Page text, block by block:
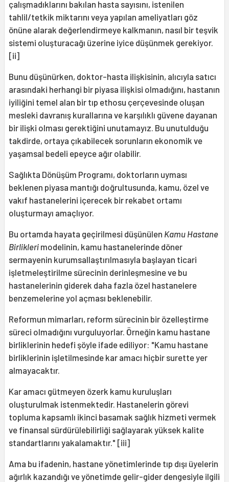
çalışmadıklarını bakılan hasta sayısını, istenilen
tahlil/tetkik miktarını veya yapılan ameliyatları göz
önüne alarak değerlendirmeye kalkmanın, nasıl bir teşvik
sistemi oluşturacağı üzerine iyice düşünmek gerekiyor.
[ii]
Bunu düşünürken, doktor-hasta ilişkisinin, alıcıyla satıcı
arasındaki herhangi bir piyasa ilişkisi olmadığını, hastanın
iyiliğini temel alan bir tıp ethosu çerçevesinde oluşan
mesleki davranış kurallarına ve karşılıklı güvene dayanan
bir ilişki olması gerektiğini unutamayız. Bu unutulduğu
takdirde, ortaya çıkabilecek sorunların ekonomik ve
yaşamsal bedeli epeyce ağır olabilir.
Sağlıkta Dönüşüm Programı, doktorların uyması
beklenen piyasa mantığı doğrultusunda, kamu, özel ve
vakıf hastanelerini içerecek bir rekabet ortamı
oluşturmayı amaçlıyor.
Bu ortamda hayata geçirilmesi düşünülen Kamu Hastane
Birlikleri modelinin, kamu hastanelerinde döner
sermayenin kurumsallaştırılmasıyla başlayan ticari
işletmeleştirilme sürecinin derinleşmesine ve bu
hastanelerinin giderek daha fazla özel hastanelere
benzemelerine yol açması beklenebilir.
Reformun mimarları, reform sürecinin bir özelleştirme
süreci olmadığını vurguluyorlar. Örneğin kamu hastane
birliklerinin hedefi şöyle ifade ediliyor: "Kamu hastane
birliklerinin işletilmesinde kar amacı hiçbir surette yer
almayacaktır.
Kar amacı gütmeyen özerk kamu kuruluşları
oluşturulmak istenmektedir. Hastanelerin görevi
topluma kapsamlı ikinci basamak sağlık hizmeti vermek
ve finansal sürdürülebilirliği sağlayarak yüksek kalite
standartlarını yakalamaktır." [iii]
Ama bu ifadenin, hastane yönetimlerinde tıp dışı üyelerin
ağırlık kazandığı ve yönetimde gelir-gider dengesiyle ilgili